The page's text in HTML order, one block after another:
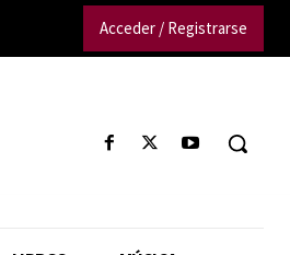
Acceder / Registrarse